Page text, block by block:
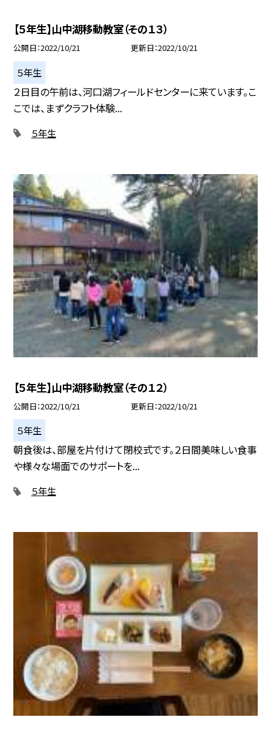
【５年生】山中湖移動教室（その１３）
公開日 2022/10/21 更新日 2022/10/21
５年生
２日目の午前は、河口湖フィールドセンターに来ています。こ
こでは、まずクラフト体験...
５年生
【５年生】山中湖移動教室（その１２）
公開日 2022/10/21 更新日 2022/10/21
５年生
朝食後は、部屋を片付けて閉校式です。２日間美味しい食事
や様々な場面でのサポートを...
５年生